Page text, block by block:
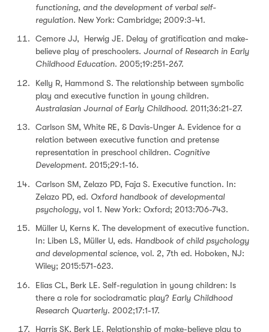
functioning, and the development of verbal self-
regulation. New York: Cambridge; 2009:3-41.
Cemore JJ, Herwig JE. Delay of gratification and make-
believe play of preschoolers. Journal of Research in Early
Childhood Education. 2005;19:251-267.
Kelly R, Hammond S. The relationship between symbolic
play and executive function in young children.
Australasian Journal of Early Childhood. 2011;36:21-27.
Carlson SM, White RE, & Davis-Unger A. Evidence for a
relation between executive function and pretense
representation in preschool children. Cognitive
Development. 2015;29:1-16.
Carlson SM, Zelazo PD, Faja S. Executive function. In:
Zelazo PD, ed. Oxford handbook of developmental
psychology, vol 1. New York: Oxford; 2013:706-743.
Müller U, Kerns K. The development of executive function.
In: Liben LS, Müller U, eds. Handbook of child psychology
and developmental science, vol. 2, 7th ed. Hoboken, NJ:
Wiley; 2015:571-623.
Elias CL, Berk LE. Self-regulation in young children: Is
there a role for sociodramatic play? Early Childhood
Research Quarterly. 2002;17:1-17.
Harris SK, Berk LE. Relationship of make-believe play to